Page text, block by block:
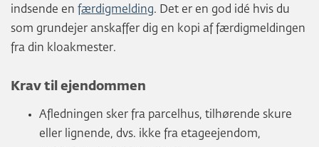
indsende en færdigmelding. Det er en god idé hvis du
som grundejer anskaffer dig en kopi af færdigmeldingen
fra din kloakmester.
Krav til ejendommen
Afledningen sker fra parcelhus, tilhørende skure
eller lignende, dvs. ikke fra etageejendom,